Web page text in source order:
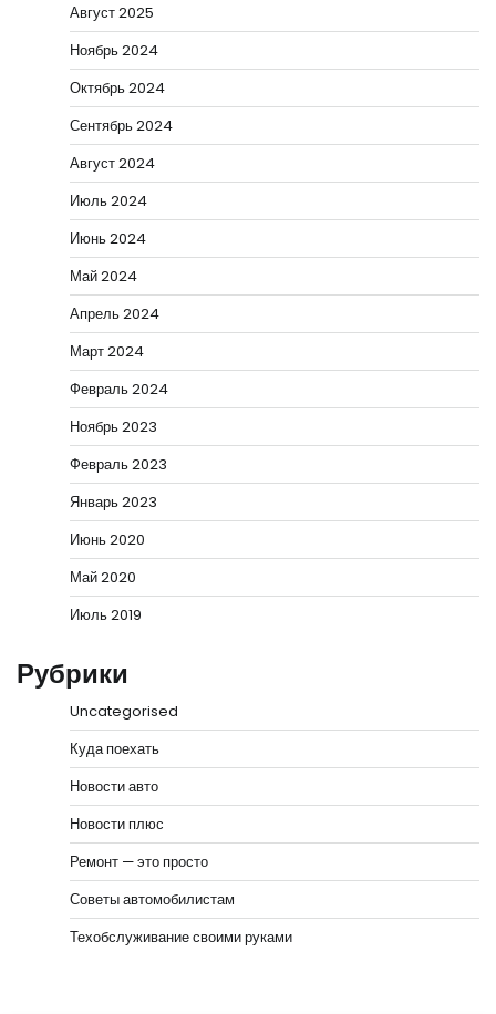
Август 2025
Ноябрь 2024
Октябрь 2024
Сентябрь 2024
Август 2024
Июль 2024
Июнь 2024
Май 2024
Апрель 2024
Март 2024
Февраль 2024
Ноябрь 2023
Февраль 2023
Январь 2023
Июнь 2020
Май 2020
Июль 2019
Рубрики
Uncategorised
Куда поехать
Новости авто
Новости плюс
Ремонт — это просто
Советы автомобилистам
Техобслуживание своими руками